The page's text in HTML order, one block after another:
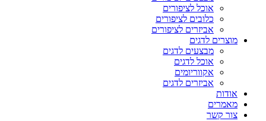
אוכל לציפורים
כלובים לציפורים
אביזרים לציפורים
מוצרים לדגים
מבצעים לדגים
אוכל לדגים
אקווריומים
אביזרים לדגים
אודות
מאמרים
צור קשר